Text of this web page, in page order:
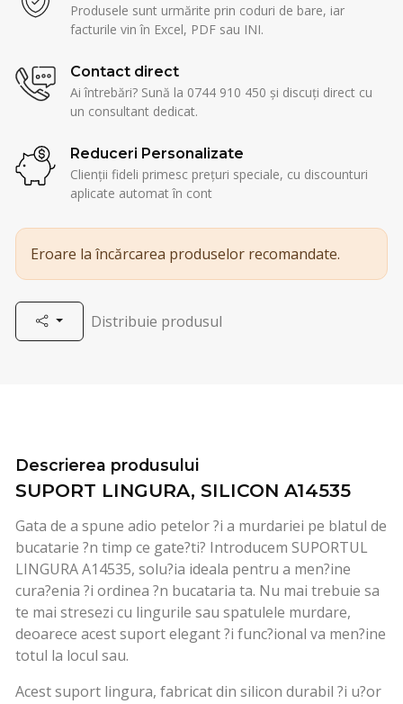
Produsele sunt urmărite prin coduri de bare, iar
facturile vin în Excel, PDF sau INI.
Contact direct
Ai întrebări? Sună la 0744 910 450 și discuți direct cu
un consultant dedicat.
Reduceri Personalizate
Clienții fideli primesc prețuri speciale, cu discounturi
aplicate automat în cont
Eroare la încărcarea produselor recomandate.
Distribuie produsul
Descrierea produsului
SUPORT LINGURA, SILICON A14535
Gata de a spune adio petelor ?i a murdariei pe blatul de
bucatarie ?n timp ce gate?ti? Introducem SUPORTUL
LINGURA A14535, solu?ia ideala pentru a men?ine
cura?enia ?i ordinea ?n bucataria ta. Nu mai trebuie sa
te mai stresezi cu lingurile sau spatulele murdare,
deoarece acest suport elegant ?i func?ional va men?ine
totul la locul sau.
Acest suport lingura, fabricat din silicon durabil ?i u?or